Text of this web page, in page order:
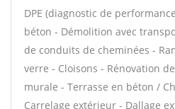
DPE (diagnostic de
béton - Démolition avec
de conduits de cheminées -
verre - Cloisons - Rénovation
murale - Terrasse en béton /
Carrelage extérieur - Dallage